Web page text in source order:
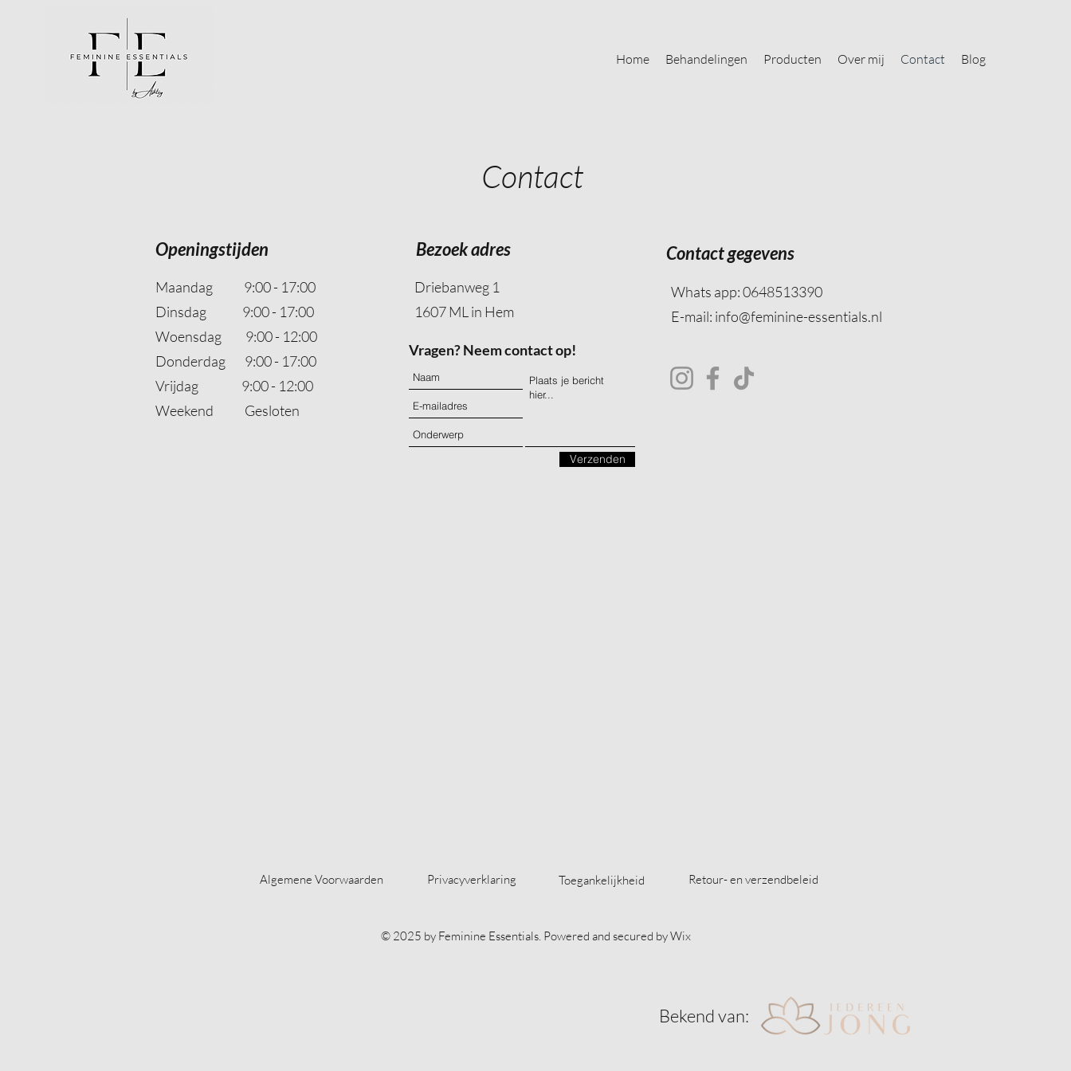
Home Behandelingen Producten Over mij Contact Blog
Contact
Openingstijden Bezoek adres Contact gegevens
Maandag 9:00 - 17:00
Dinsdag 9:00 - 17:00
Woensdag 9:00 - 12:00
Donderdag 9:00 - 17:00
Vrijdag 9:00 - 12:00
Weekend Gesloten
Driebanweg 1
1607 ML in Hem
Whats app: 0648513390
E-mail: info@feminine-essentials.nl
Verzenden
Vragen? Neem contact op!
Algemene Voorwaarden Privacyverklaring Toegankelijkheid Retour- en verzendbeleid
© 2025 by Feminine Essentials. Powered and secured byWix
Bekend van: